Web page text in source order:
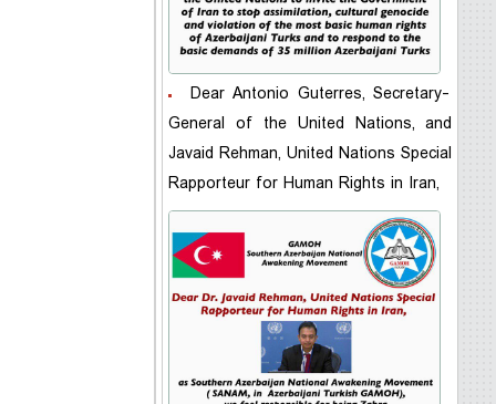
Dear Antonio Guterres, Secretary-
General of the United Nations, and
Javaid Rehman, United Nations Special
Rapporteur for Human Rights in Iran,